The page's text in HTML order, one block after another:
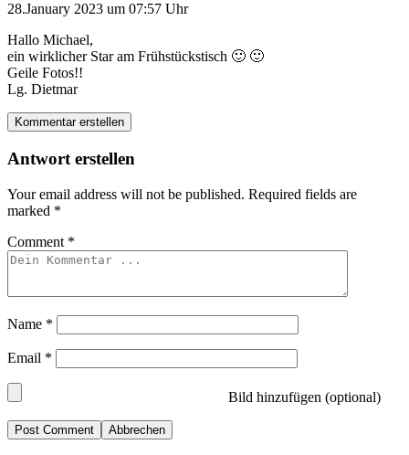
28.January 2023 um 07:57 Uhr
Hallo Michael,
ein wirklicher Star am Frühstückstisch 🙂 🙂
Geile Fotos!!
Lg. Dietmar
Kommentar erstellen
Antwort erstellen
Your email address will not be published. Required fields are
marked *
Comment *
Name *
Email *
Bild hinzufügen (optional)
Abbrechen